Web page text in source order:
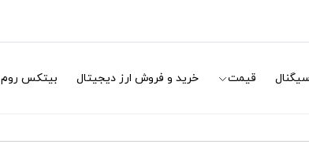
سیگنال قیمت خرید و فروش ارز دیجیتال بیتکس روم